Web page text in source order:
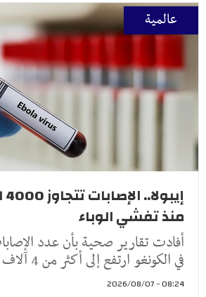
عالمية
منذ تفشي الوباء
أفادت تقارير صحية بأن عدد
في الكونغو ارتفع إلى أكثر من 4 آلاف حالة وذلك لل
08:24 - 2026/08/07